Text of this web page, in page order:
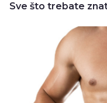
Sve što trebate